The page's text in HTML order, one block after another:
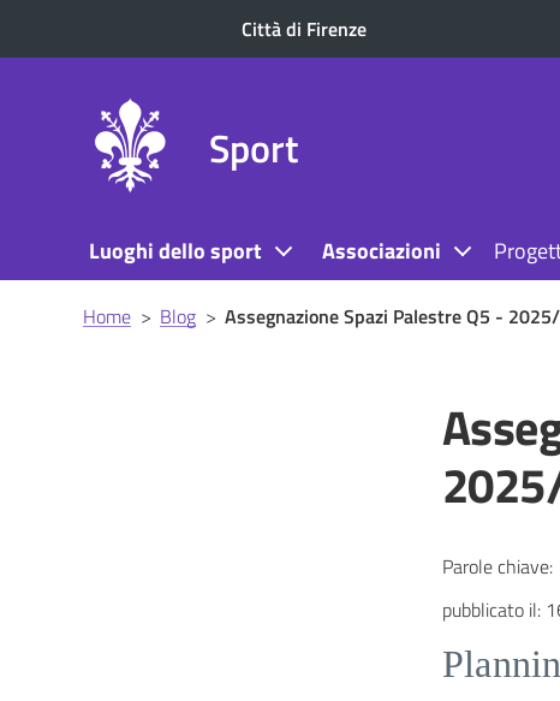
Città di Firenze
Sport
Luoghi dello sport Associazioni
Briciole
di
Home> Blog> Assegnazione Spazi Palestre Q5 -
Parole chiave:
pubblicato il: